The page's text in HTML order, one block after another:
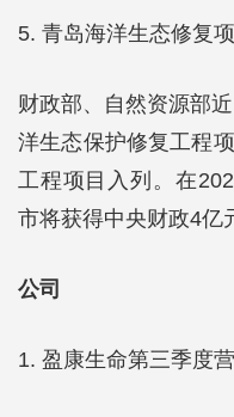
5. 青岛海洋生态修复
财政部、自然资源部
洋生态保护修复工程
工程项目入列。在
市将获得中央财政4亿
公司
1. 盈康生命第三季度